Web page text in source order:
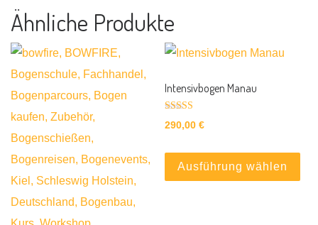
Ähnliche Produkte
Intensivbogen Manau
Bewertet mit
5.00
290,00€
Ausführung wählen